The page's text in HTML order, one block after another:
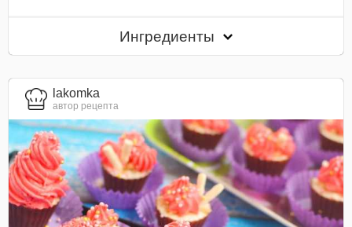
Ингредиенты
lakomka
автор рецепта